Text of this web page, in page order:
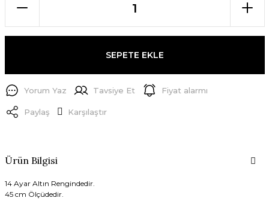
SEPETE EKLE
Yorum Yaz Tavsiye Et Fiyat alarmı
Paylaş Karşılaştır
Ürün Bilgisi
14 Ayar Altın Rengindedir.
45 cm Ölçüdedir.